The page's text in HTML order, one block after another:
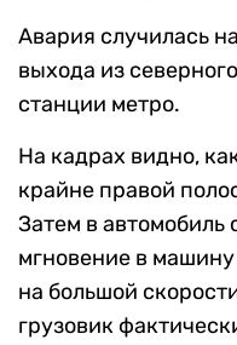
Авария случилась
выхода из
станции метро.
На кадрах видно,
крайне правой
Затем в автомобиль
мгновение в
на большой
грузовик